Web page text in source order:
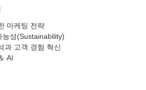
마케팅 전략
능성(Sustainability)
과 고객 경험 혁신
AI